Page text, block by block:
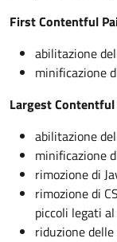
First Contentful
abilitazione
minificazione
Largest
abilitazione
minificazione
rimozione di
rimozione di
piccoli legati
riduzione